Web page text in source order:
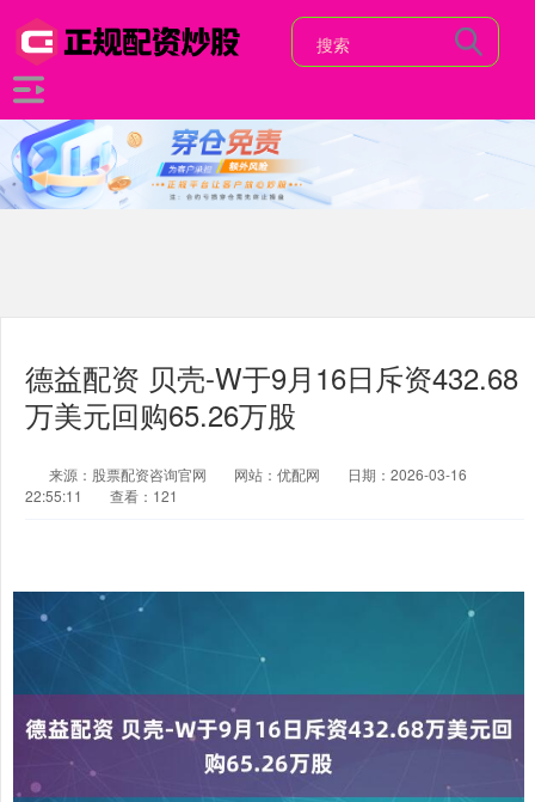
德益配资 贝壳-W于9月16日斥资432.68
万美元回购65.26万股
来源：股票配资咨询官网 网站：优配网
日期：2026-03-16
22:55:11
查看：121